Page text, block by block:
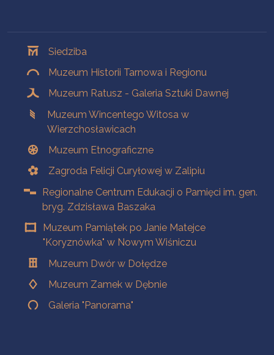
Siedziba
Muzeum Historii Tarnowa i Regionu
Muzeum Ratusz - Galeria Sztuki Dawnej
Muzeum Wincentego Witosa w
Wierzchosławicach
Muzeum Etnograficzne
Zagroda Felicji Curyłowej w Zalipiu
Regionalne Centrum Edukacji o Pamięci im. gen.
bryg. Zdzisława Baszaka
Muzeum Pamiątek po Janie Matejce
"Koryznówka" w Nowym Wiśniczu
Muzeum Dwór w Dołędze
Muzeum Zamek w Dębnie
Galeria "Panorama"